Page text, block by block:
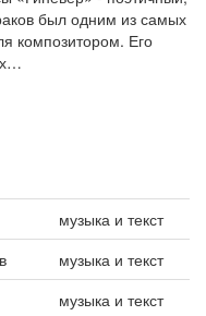
был одним из самых
композитором. Его
музыка и текст
музыка и текст
музыка и текст